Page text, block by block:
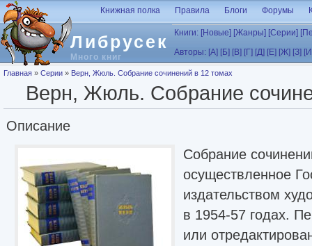
Перейти к основному содержанию
Либрусек
Много книг
Книжная полка Правила Блоги Форумы
Книги: [Новые] [Жанры] [Серии]
Авторы: [А] [Б] [В] [Г] [Д] [Е] [Ж] [З]
Вы здесь
Главная » Серии » Верн, Жюль. Собрание сочинений в 12 томах
Верн, Жюль. Собрание
Описание
Собрание
осуществленное
издательством
в 1954-57 годах.
или